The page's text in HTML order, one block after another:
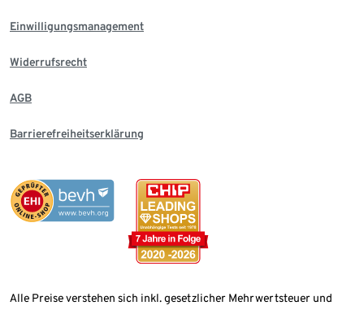
Einwilligungsmanagement
Widerrufsrecht
AGB
Barrierefreiheitserklärung
Alle Preise verstehen sich inkl. gesetzlicher Mehrwertsteuer und